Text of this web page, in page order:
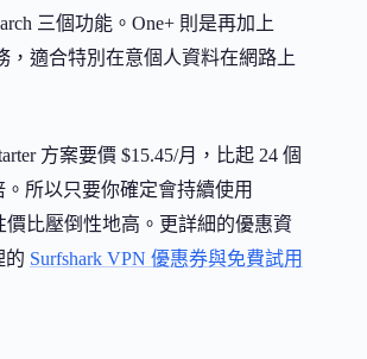
三個功能。One+ 則是再加上
，適合特別在意個人資料在網路上
方案要價 $15.45/月，比起 24 個
。所以只要你確定會持續使用
比壓倒性地高。更詳細的優惠資
的 Surfshark VPN 優惠券與免費試用